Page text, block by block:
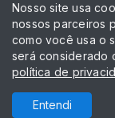
Nosso site usa
nossos parceiros
como você usa o
será considerado
política de
Entendi